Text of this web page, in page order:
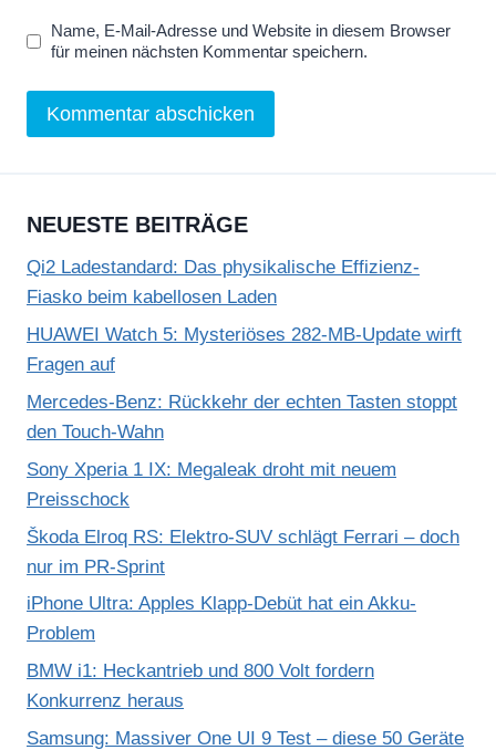
Name, E-Mail-Adresse und Website in diesem Browser
für meinen nächsten Kommentar speichern.
NEUESTE BEITRÄGE
Qi2 Ladestandard: Das physikalische Effizienz-
Fiasko beim kabellosen Laden
HUAWEI Watch 5: Mysteriöses 282-MB-Update wirft
Fragen auf
Mercedes-Benz: Rückkehr der echten Tasten stoppt
den Touch-Wahn
Sony Xperia 1 IX: Megaleak droht mit neuem
Preisschock
Škoda Elroq RS: Elektro-SUV schlägt Ferrari – doch
nur im PR-Sprint
iPhone Ultra: Apples Klapp-Debüt hat ein Akku-
Problem
BMW i1: Heckantrieb und 800 Volt fordern
Konkurrenz heraus
Samsung: Massiver One UI 9 Test – diese 50 Geräte